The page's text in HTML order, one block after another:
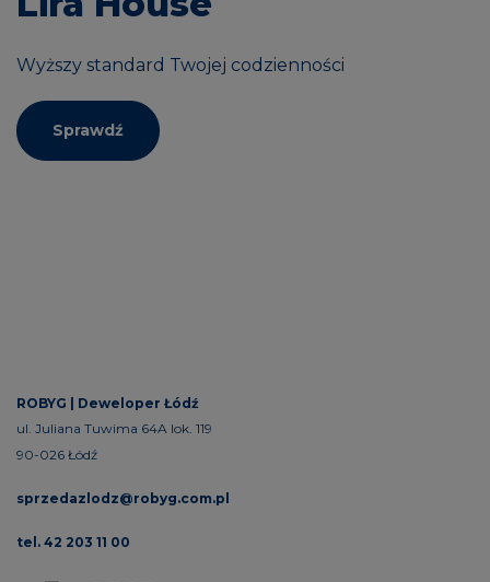
Wyższy standard Twojej codzienności
Sprawdź
ROBYG | Deweloper Łódź
ul. Juliana Tuwima 64A lok. 119
90-026 Łódź
sprzedazlodz@robyg.com.pl
tel. 42 203 11 00